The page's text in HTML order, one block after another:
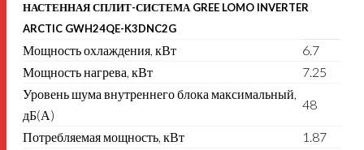
НАСТЕННАЯ СПЛИТ-СИСТЕМА GREE LOMO INVERTER
ARCTIC GWH24QE-K3DNC2G
Мощность охлаждения, кВт
6.7
Мощность нагрева, кВт
7.25
Уровень шума внутреннего блока максимальный,
дБ(А)
48
Потребляемая мощность, кВт
1.87